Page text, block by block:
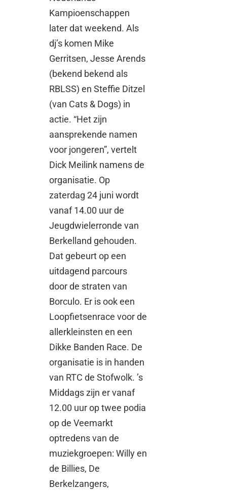
Kampioenschappen
later dat weekend. Als
dj’s komen Mike
Gerritsen, Jesse Arends
(bekend bekend als
RBLSS) en Steffie Ditzel
(van Cats & Dogs) in
actie. “Het zijn
aansprekende namen
voor jongeren”, vertelt
Dick Meilink namens de
organisatie. Op
zaterdag 24 juni wordt
vanaf 14.00 uur de
Jeugdwielerronde van
Berkelland gehouden.
Dat gebeurt op een
uitdagend parcours
door de straten van
Borculo. Er is ook een
Loopfietsenrace voor de
allerkleinsten en een
Dikke Banden Race. De
organisatie is in handen
van RTC de Stofwolk. ’s
Middags zijn er vanaf
12.00 uur op twee podia
op de Veemarkt
optredens van de
muziekgroepen: Willy en
de Billies, De
Berkelzangers,